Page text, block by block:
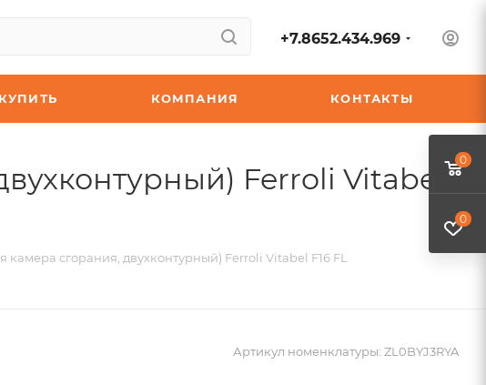
+7.8652.434.969
КОМПАНИЯ КОНТАКТЫ
Ferroli Vitabel
камера сгорания, двухконтурный) Ferroli Vitabel F16 FL
Артикул номенклатуры: ZL0BYJ3RYA
0
0